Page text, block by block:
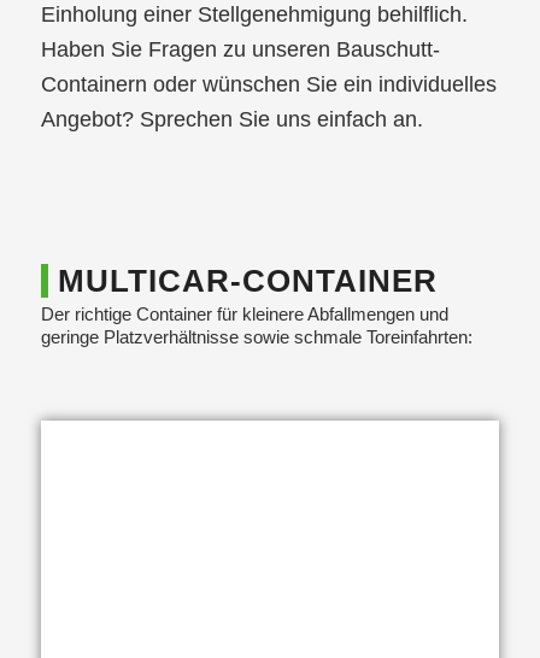
Einholung einer Stellgenehmigung behilflich.
Haben Sie Fragen zu unseren Bauschutt-
Containern oder wünschen Sie ein individuelles
Angebot? Sprechen Sie uns einfach an.
MULTICAR-CONTAINER
Der richtige Container für kleinere Abfallmengen und
geringe Platzverhältnisse sowie schmale Toreinfahrten: